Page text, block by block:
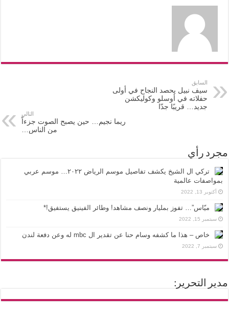
السابق
سيف نبيل يحصد النجاح في أولى
حفلاته في أوسلو وكوليكشن
جديد… قريبًا جدّا
التالي
ريما نجيم… حين يصبح الصوت جزءاً
من الناس…
مجرد رأي
تركي ال الشيخ يكشف تفاصيل موسم الرياض ٢٠٢٢… موسم عربي
بمواصفات عالمية
أكتوبر 13, 2022
ميّاس”… تفوز بمليار ونصف مشاهد! وطائر الفينيق يستفيق!*
سبتمبر 15, 2022
خاص – هذا ما كشفه وسام حنا عن تقدير ال mbc له وعن دفعة لندن
سبتمبر 7, 2022
مدير التحرير: